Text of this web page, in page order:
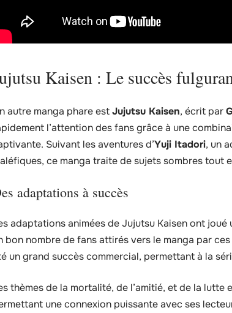
Kaisen : Le succès
autre manga phare estJujutsu Kaisen, écrit par
l’attention des fans grâce à une
Suivant les aventures d’Yuji Itadori, un
ce manga traite de sujets sombres tout
adaptations à succès
adaptations animées de Jujutsu Kaisen ont
bon nombre de fans attirés vers le manga par
un grand succès commercial, permettant à la
thèmes de la mortalité, de l’amitié, et de la
une connexion puissante avec ses